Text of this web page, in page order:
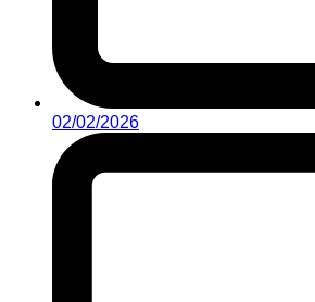
02/02/2026